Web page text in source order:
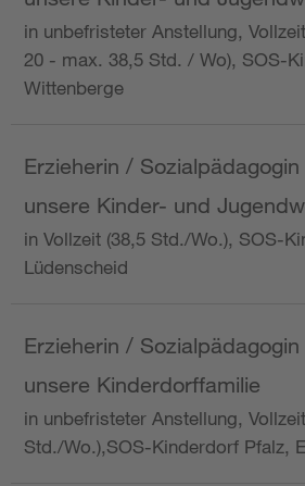
in unbefristeter Anstellung,
20 - max. 38,5 Std. / Wo), SOS-
Wittenberge
Erzieherin /
unsere Kinder- und
in Vollzeit (38,5 Std./Wo.), SOS-
Lüdenscheid
Erzieherin /
unsere Kinderdorffamilie
in unbefristeter Anstellung,
Std./Wo.),SOS-Kinderdorf Pfalz,